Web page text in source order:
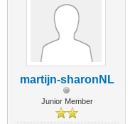
martijn-sharonNL
Junior Member